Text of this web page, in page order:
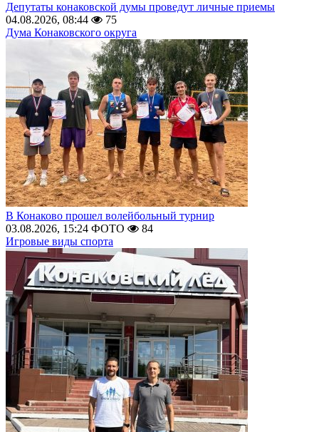
Депутаты конаковской думы проведут личные приемы
04.08.2026, 08:44
75
Дума Конаковского округа
В Конаково прошел волейбольный турнир
03.08.2026, 15:24 ФОТО
84
Игровые виды спорта